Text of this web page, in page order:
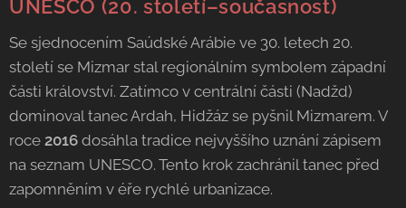
UNESCO (20. století–současnost)
Se sjednocením Saúdské Arábie ve 30. letech 20.
století se Mizmar stal regionálním symbolem západní
části království. Zatímco v centrální části (Nadžd)
dominoval tanec Ardah, Hidžáz se pyšnil Mizmarem. V
roce 2016 dosáhla tradice nejvyššího uznání zápisem
na seznam UNESCO. Tento krok zachránil tanec před
zapomněním v éře rychlé urbanizace.